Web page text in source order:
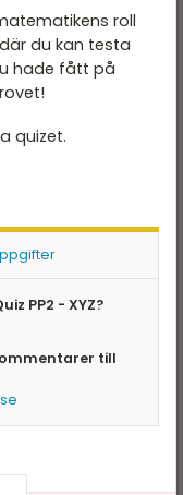
roll
du kan testa
hade fått på
quizet.
PP2 - XYZ?
till
- maj
- mars